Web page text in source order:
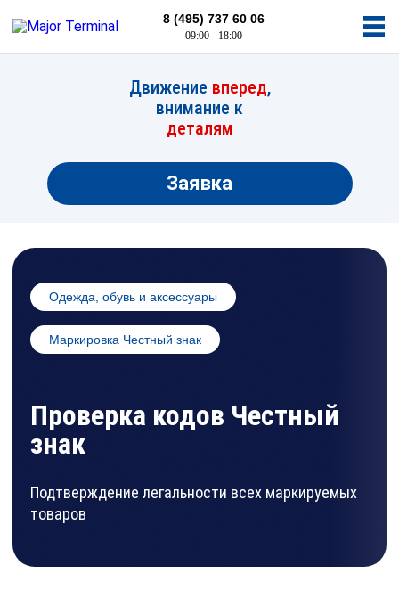
8 (495) 737 60 06
09:00 - 18:00
Движение вперед,
внимание к
деталям
Заявка
Одежда, обувь и аксессуары
Маркировка Честный знак
Проверка кодов Честный
знак
Подтверждение легальности всех маркируемых
товаров